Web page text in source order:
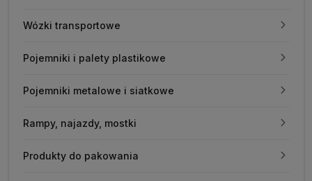
Wózki transportowe
Pojemniki i palety plastikowe
Pojemniki metalowe i siatkowe
Rampy, najazdy, mostki
Produkty do pakowania